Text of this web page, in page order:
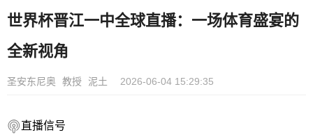
世界杯晋江一中全球直播：一场体育盛宴的
全新视角
圣安东尼奥 教授 泥土 2026-06-04 15:29:35
直播信号